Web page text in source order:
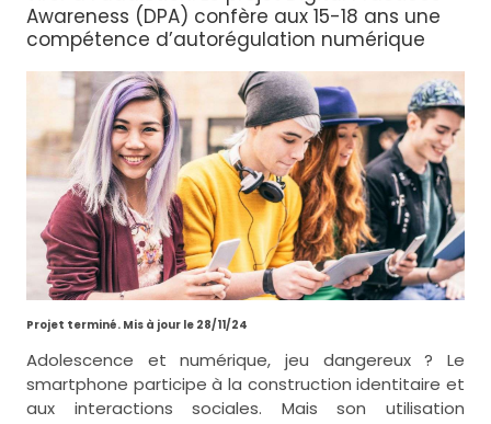
Awareness (DPA) confère aux 15-18 ans une
compétence d’autorégulation numérique
Projet terminé. Mis à jour le 28/11/24
Adolescence et numérique, jeu dangereux ? Le
smartphone participe à la construction identitaire et
aux interactions sociales. Mais son utilisation